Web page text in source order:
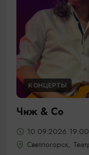
КОНЦЕРТЫ
Чиж & Cо
10.09.2026 19:00
Светлогорск,